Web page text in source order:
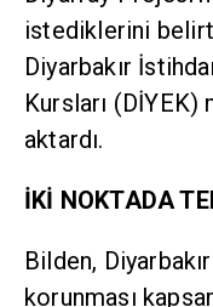
istediklerini
Diyarbakır
Kursları (DİYEK)
aktardı.
İKİ NOKTADA
Bilden,
korunması